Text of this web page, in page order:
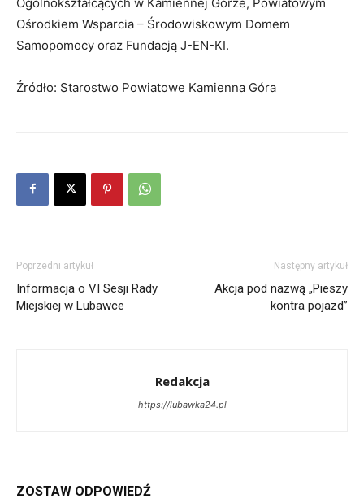
Ośrodkiem Wsparcia – Środowiskowym Domem
Samopomocy oraz Fundacją J-EN-KI.
Źródło: Starostwo Powiatowe Kamienna Góra
Poprzedni artykuł
Informacja o VI Sesji Rady
Miejskiej w Lubawce
Następny artykuł
Akcja pod nazwą „Pieszy
kontra pojazd”
Redakcja
https://lubawka24.pl
ZOSTAW ODPOWIEDŹ